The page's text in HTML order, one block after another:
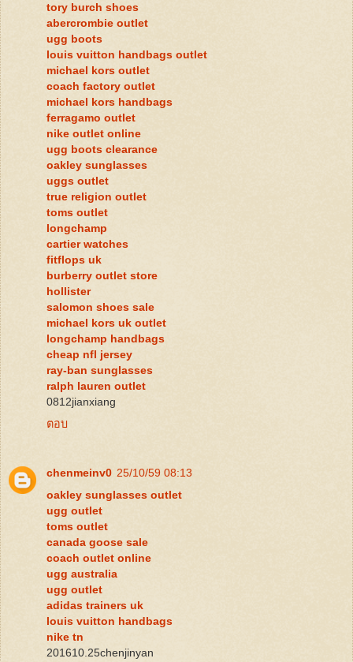
tory burch shoes
abercrombie outlet
ugg boots
louis vuitton handbags outlet
michael kors outlet
coach factory outlet
michael kors handbags
ferragamo outlet
nike outlet online
ugg boots clearance
oakley sunglasses
uggs outlet
true religion outlet
toms outlet
longchamp
cartier watches
fitflops uk
burberry outlet store
hollister
salomon shoes sale
michael kors uk outlet
longchamp handbags
cheap nfl jersey
ray-ban sunglasses
ralph lauren outlet
0812jianxiang
ตอบ
chenmeinv0 25/10/59 08:13
oakley sunglasses outlet
ugg outlet
toms outlet
canada goose sale
coach outlet online
ugg australia
ugg outlet
adidas trainers uk
louis vuitton handbags
nike tn
201610.25chenjinyan